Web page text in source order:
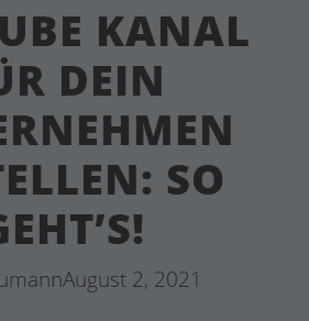
KANAL
DEIN
SO
August 2, 2021